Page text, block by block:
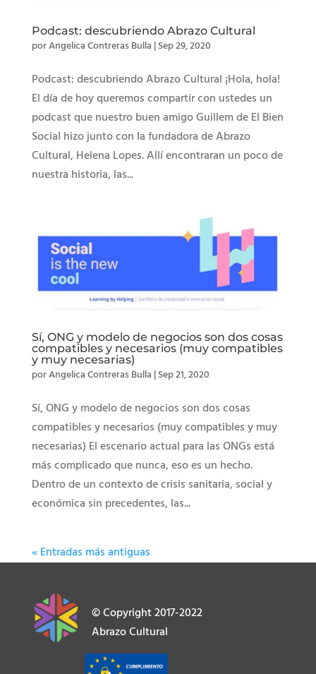
Podcast: descubriendo Abrazo Cultural
porAngelica Contreras Bulla |Sep 29, 2020
Podcast: descubriendo Abrazo Cultural ¡Hola, hola!
El día de hoy queremos compartir con ustedes un
podcast que nuestro buen amigo Guillem de El Bien
Social hizo junto con la fundadora de Abrazo
Cultural, Helena Lopes. Allí encontraran un poco de
nuestra historia, las...
Sí, ONG y modelo de negocios son dos cosas
compatibles y necesarios (muy compatibles
y muy necesarias)
porAngelica Contreras Bulla |Sep 21, 2020
Sí, ONG y modelo de negocios son dos cosas
compatibles y necesarios (muy compatibles y muy
necesarias) El escenario actual para las ONGs está
más complicado que nunca, eso es un hecho.
Dentro de un contexto de crisis sanitaria, social y
económica sin precedentes, las...
« Entradas más antiguas
© Copyright 2017-2022
Abrazo Cultural